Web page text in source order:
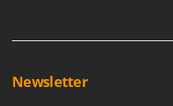
Simatech
Newsletter